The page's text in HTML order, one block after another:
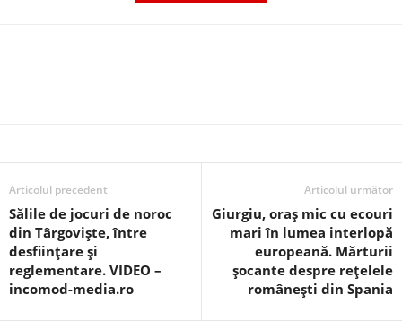
Articolul precedent
Sălile de jocuri de noroc
din Târgoviște, între
desființare și
reglementare. VIDEO –
incomod-media.ro
Articolul următor
Giurgiu, oraș mic cu ecouri
mari în lumea interlopă
europeană. Mărturii
șocante despre rețelele
românești din Spania